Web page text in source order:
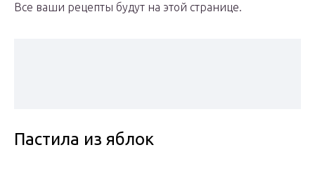
Все ваши рецепты будут на этой странице.
Пастила из яблок